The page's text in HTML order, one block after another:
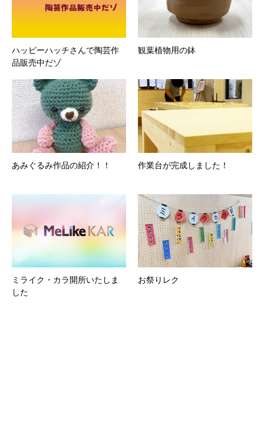
ハッピーハッチさんで陶芸作
品販売中だゾ
観葉植物用の鉢
あみぐるみ作品の紹介！！ 作業台が完成しました！
ミライク・カラ開所いたしま
した
お祭りレク